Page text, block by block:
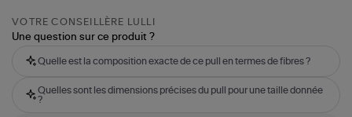
VOTRE CONSEILLÈRE LULLI
Une question sur ce produit ?
Quelle est la composition exacte de ce pull en termes de fibres ?
Quelles sont les dimensions précises du pull pour une taille donnée
?